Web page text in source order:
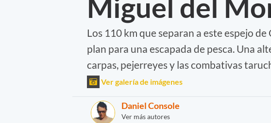
Miguel del
Los 110 km que separan a este espejo
plan para una escapada de pesca. Una
carpas, pejerreyes y las combativas
Ver galería de imágenes
Daniel Console
Ver más autores